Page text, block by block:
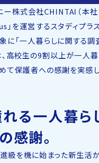
ー株式会社CHINTAI（
を運営するスタディプ
に「一人暮らしに関する調
高校生の9割以上が一人
て保護者への感謝を実感
る一人暮ら
感謝。
を機に始まった新生活